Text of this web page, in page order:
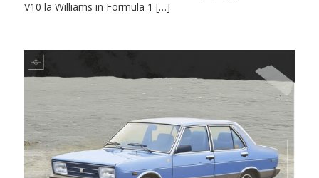
V10 la Williams in Formula 1 […]